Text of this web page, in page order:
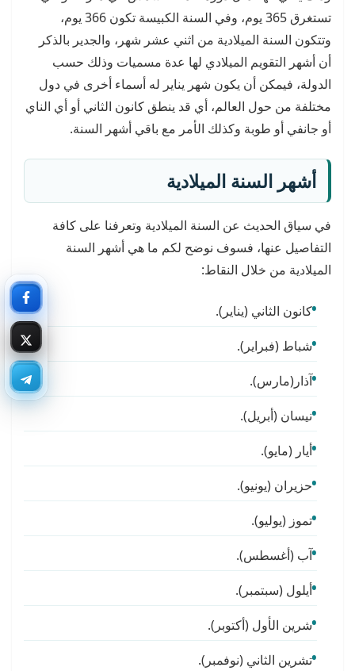
تستغرق 365 يوم، وفي السنة الكبيسة تكون 366 يوم،
وتتكون السنة الميلادية من اثني عشر شهر، والجدير بالذكر
أن أشهر التقويم الميلادي لها عدة مسميات وذلك حسب
الدولة، فيمكن أن يكون شهر يناير له أسماء أخرى في دول
مختلفة من حول العالم، أي قد ينطق كانون الثاني أو أي الناي
أو جانفي أو طوبة وكذلك الأمر مع باقي أشهر السنة.
أشهر السنة الميلادية
في سياق الحديث عن السنة الميلادية وتعرفنا على كافة
التفاصيل عنها، فسوف نوضح لكم ما هي أشهر السنة
الميلادية من خلال النقاط:
كانون الثاني (يناير).
شباط (فبراير).
آذار(مارس).
نيسان (أبريل).
أيار (مايو).
حزيران (يونيو).
تموز (يوليو).
آب (أغسطس).
أيلول (سبتمبر).
شرين الأول (أكتوبر).
تشرين الثاني (نوفمبر).